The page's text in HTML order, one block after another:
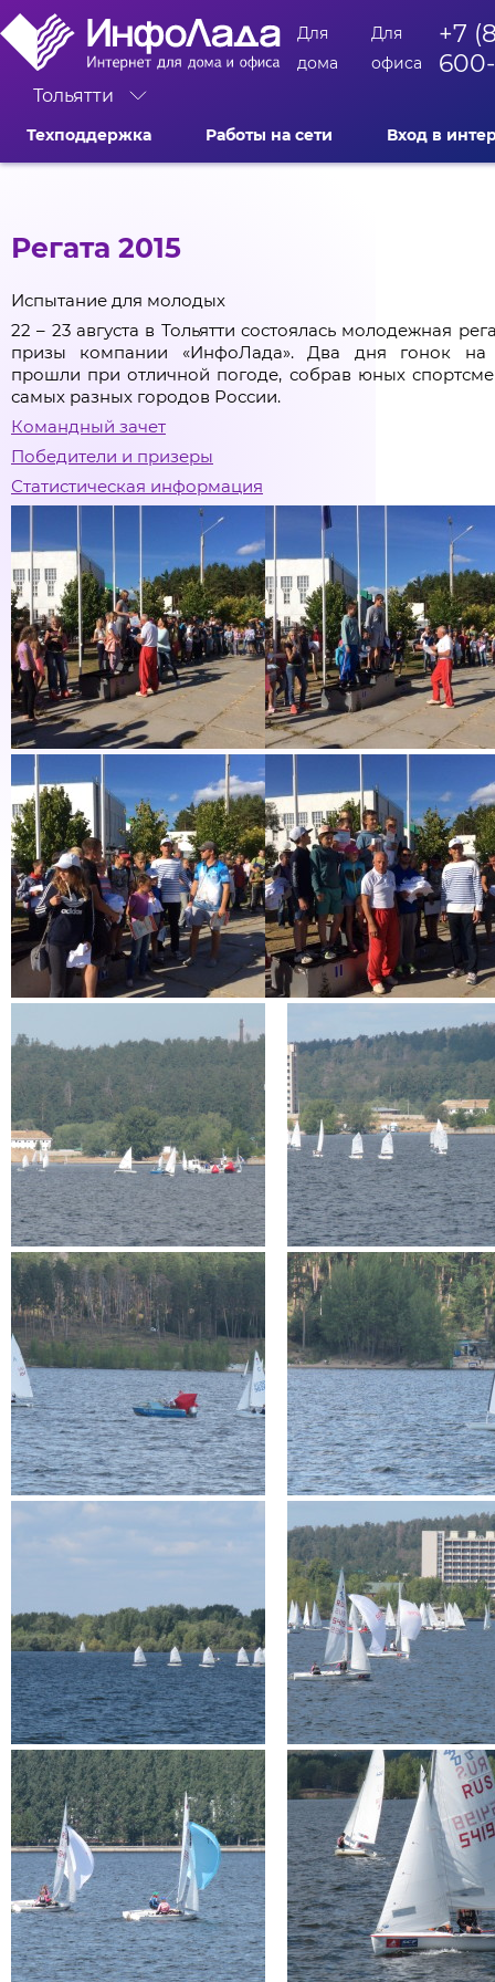
Тольятти
Для
дома
Для
офиса
+7
Техподдержка Работы на сети Вход в
Регата 2015
Испытание для молодых
22 – 23 августа в Тольятти состоялась молодежная
призы компании «ИнфоЛада». Два дня гонок на
прошли при отличной погоде, собрав юных
самых разных городов России.
Командный зачет
Победители и призеры
Статистическая информация